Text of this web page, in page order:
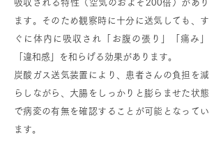
吸収される特性（空気のおよそ200倍）があり
ます。そのため観察時に十分に送気しても、す
ぐに体内に吸収され「お腹の張り」「痛み」
「違和感」を和らげる効果があります。
炭酸ガス送気装置により、患者さんの負担を減
らしながら、大腸をしっかりと膨らませた状態
で病変の有無を確認することが可能となってい
ます。